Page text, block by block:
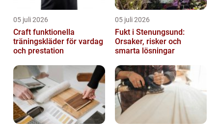
05 juli 2026
Craft funktionella
träningskläder för vardag
och prestation
05 juli 2026
Fukt i Stenungsund:
Orsaker, risker och
smarta lösningar